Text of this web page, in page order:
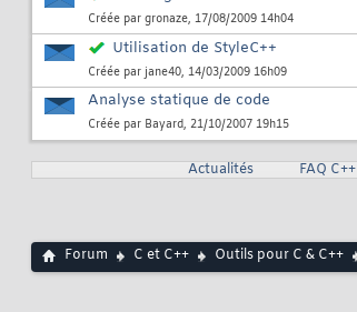
Créée par gronaze, 17/08/2009 14h04
Utilisation de StyleC++
Créée par jane40, 14/03/2009 16h09
Analyse statique de code
Créée par Bayard, 21/10/2007 19h15
Actualités FAQ C++
Forum C et C++ Outils pour C & C++